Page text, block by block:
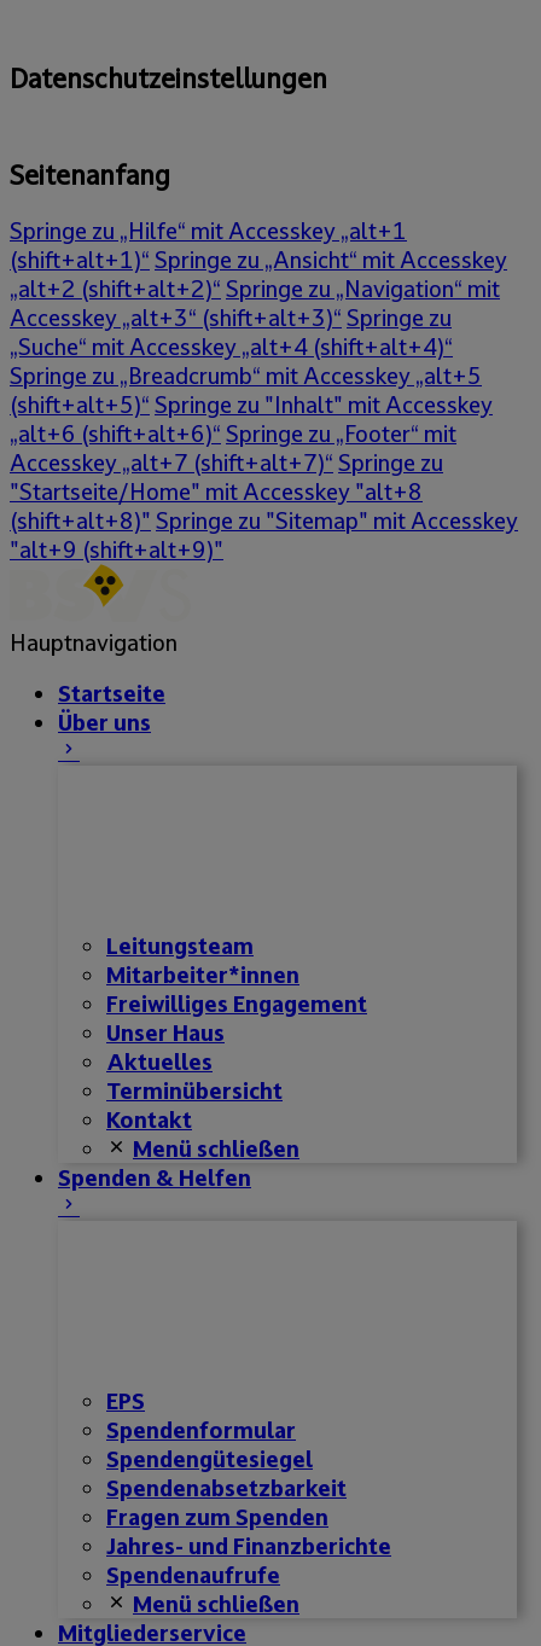
Datenschutzeinstellungen
Seitenanfang
Springe zu „Hilfe“ mit Accesskey „alt+1
(shift+alt+1)“ Springe zu „Ansicht“ mit Accesskey
„alt+2 (shift+alt+2)“ Springe zu „Navigation“ mit
Accesskey „alt+3“ (shift+alt+3)“ Springe zu
„Suche“ mit Accesskey „alt+4 (shift+alt+4)“
Springe zu „Breadcrumb“ mit Accesskey „alt+5
(shift+alt+5)“ Springe zu "Inhalt" mit Accesskey
„alt+6 (shift+alt+6)“ Springe zu „Footer“ mit
Accesskey „alt+7 (shift+alt+7)“ Springe zu
"Startseite/Home" mit Accesskey "alt+8
(shift+alt+8)" Springe zu "Sitemap" mit Accesskey
"alt+9 (shift+alt+9)"
Hauptnavigation
Startseite
Über uns
Leitungsteam
Mitarbeiter*innen
Freiwilliges Engagement
Unser Haus
Aktuelles
Terminübersicht
Kontakt
Menü schließen
Spenden & Helfen
EPS
Spendenformular
Spendengütesiegel
Spendenabsetzbarkeit
Fragen zum Spenden
Jahres- und Finanzberichte
Spendenaufrufe
Menü schließen
Mitgliederservice